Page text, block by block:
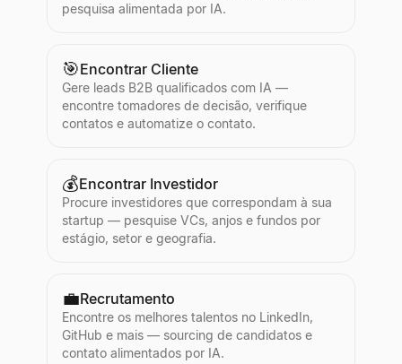
pesquisa alimentada por IA.
🎯Encontrar Cliente
Gere leads B2B qualificados com IA —
encontre tomadores de decisão, verifique
contatos e automatize o contato.
💰Encontrar Investidor
Procure investidores que correspondam à sua
startup — pesquise VCs, anjos e fundos por
estágio, setor e geografia.
💼Recrutamento
Encontre os melhores talentos no LinkedIn,
GitHub e mais — sourcing de candidatos e
contato alimentados por IA.